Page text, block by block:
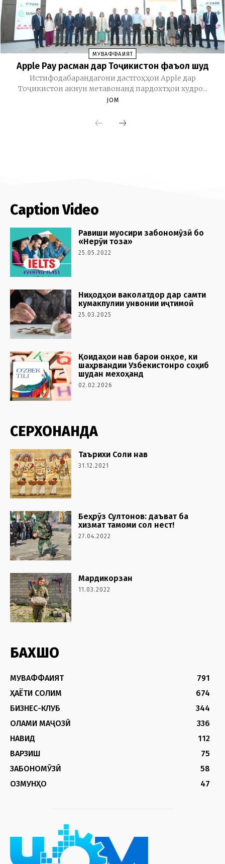
Caption Video
Равиши муосири забономӯзӣ бо
«Нерӯи тоза»
25.05.2022
Ниҳодҳои ваколатдор дар самти
кумакпулии унвонии иҷтимоӣ
25.03.2025
Қоидаҳои нав барои онҳое, ки
шаҳрвандии Узбекистонро соҳиб
шудан мехоҳанд
02.02.2026
СЕРХОНАНДА
Таърихи Соли нав
31.12.2021
Беҳрӯз Султонов: даъват ба
хизмат тамоми сол нест!
27.04.2022
Мардикорзан
11.03.2022
БАХШҲО
МУВАФФАҚИЯТ
791
ҲАЁТИ СОЛИМ
674
БИЗНЕС-КЛУБ
344
ОЛАМИ МАҶОЗӢ
336
НАВИД
112
ВАРЗИШ
75
ЗАБОНОМӮЗӢ
58
ОЗМУНҲО
47